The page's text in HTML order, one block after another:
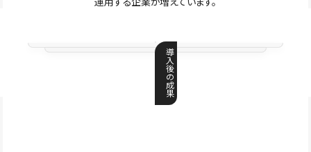
導
入
後
の
成
果